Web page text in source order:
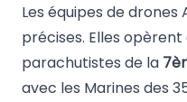
Les équipes de
précises. Elles
parachutistes de la
avec les Marines des